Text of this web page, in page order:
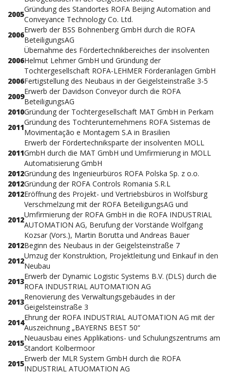
2005
Gründung des Standortes ROFA Beijing Automation and
Conveyance Technology Co. Ltd.
2006
Erwerb der BSS Bohnenberg GmbH durch die ROFA
BeteiligungsAG
2006
Übernahme des Fördertechnikbereiches der insolventen
Helmut Lehmer GmbH und Gründung der
Tochtergesellschaft ROFA-LEHMER Förderanlagen GmbH
2006Fertigstellung des Neubaus in der Geigelsteinstraße 3-5
2009
Erwerb der Davidson Conveyor durch die ROFA
BeteiligungsAG
2010Gründung der Tochtergesellschaft MAT GmbH in Perkam
2011
Gründung des Tochterunternehmens ROFA Sistemas de
Movimentação e Montagem S.A in Brasilien
2011
Erwerb der Fördertechniksparte der insolventen MOLL
GmbH durch die MAT GmbH und Umfirmierung in MOLL
Automatisierung GmbH
2012Gründung des Ingenieurbüros ROFA Polska Sp. z o.o.
2012Gründung der ROFA Controls Romania S.R.L
2012Eröffnung des Projekt- und Vertriebsbüros in Wolfsburg
2012
Verschmelzung mit der ROFA BeteiligungsAG und
Umfirmierung der ROFA GmbH in die ROFA INDUSTRIAL
AUTOMATION AG, Berufung der Vorstände Wolfgang
Kozsar (Vors.), Martin Borutta und Andreas Bauer
2012Beginn des Neubaus in der Geigelsteinstraße 7
2012
Umzug der Konstruktion, Projektleitung und Einkauf in den
Neubau
2013
Erwerb der Dynamic Logistic Systems B.V. (DLS) durch die
ROFA INDUSTRIAL AUTOMATION AG
2013
Renovierung des Verwaltungsgebäudes in der
Geigelsteinstraße 3
2014
Ehrung der ROFA INDUSTRIAL AUTOMATION AG mit der
Auszeichnung „BAYERNS BEST 50“
2015
Neuausbau eines Applikations- und Schulungszentrums am
Standort Kolbermoor
2015
Erwerb der MLR System GmbH durch die ROFA
INDUSTRIAL ATUOMATION AG